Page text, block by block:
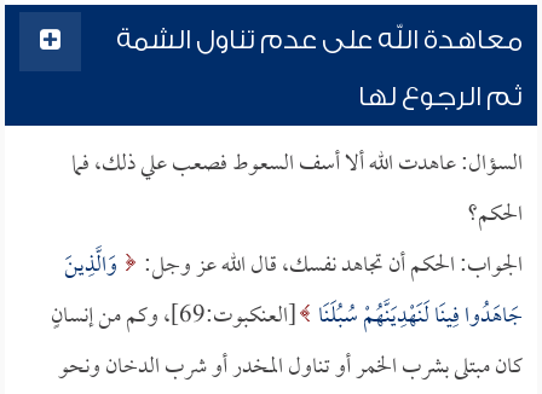
معاهدة الله على عدم تناول الشمة
ثم الرجوع لها
السؤال: عاهدت الله ألا أسف السعوط فصعب علي ذلك، فما
الحكم؟
الجواب: الحكم أن تجاهد نفسك، قال الله عز وجل:
وَالَّذِينَ
جَاهَدُوا فِينَا لَنَهْدِيَنَّهُمْ سُبُلَنَا
[العنكبوت:69]، وكم من إنسانٍ
كان مبتلى بشرب الخمر أو تناول المخدر أو شرب الدخان ونحو